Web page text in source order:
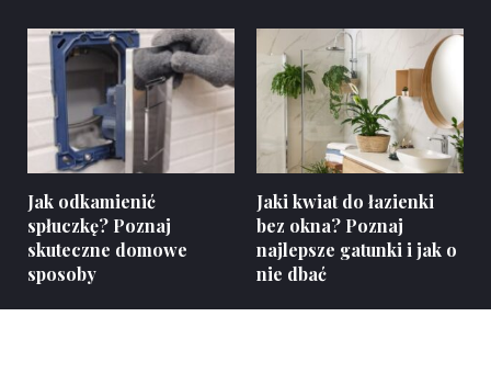
Jak odkamienić
spłuczkę? Poznaj
skuteczne domowe
sposoby
Jaki kwiat do łazienki
bez okna? Poznaj
najlepsze gatunki i jak o
nie dbać